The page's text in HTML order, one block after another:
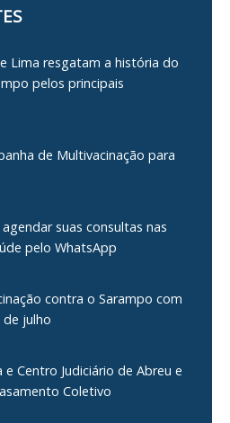
Lima resgatam a história do
pelos principais
de Multivacinação para
suas consultas nas
pelo WhatsApp
contra o Sarampo com
de julho
Centro Judiciário de Abreu e
Coletivo